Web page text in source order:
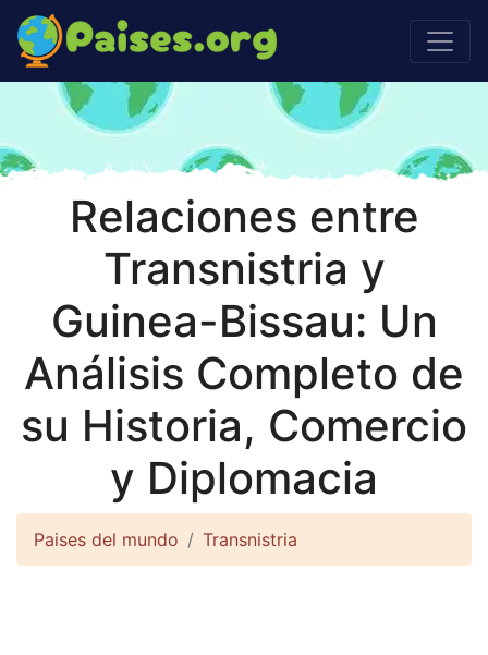
Relaciones entre
Transnistria y
Guinea-Bissau: Un
Análisis Completo de
su Historia, Comercio
y Diplomacia
Paises del mundo Transnistria